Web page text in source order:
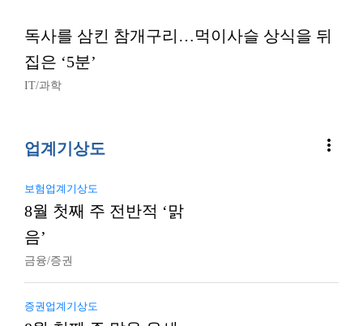
독사를 삼킨 참개구리…먹이사슬 상식을 뒤
집은 ‘5분’
IT/과학
업계기상도 more_vert
보험업계기상도
8월 첫째 주 전반적 ‘맑
음’
금융/증권
증권업계기상도